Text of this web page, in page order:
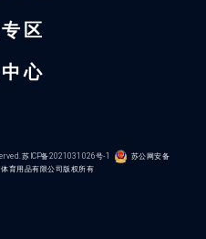
专区
心
苏ICP备2021031026号-1 苏公网安备
体育用品有限公司版权所有